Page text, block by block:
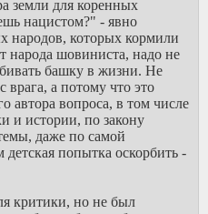
земли для коренных
нацистом?" - явно
народов, которых кормили
народа шовиниста, надо не
башку в жизни. Не
врага, а потому что это
автора вопроса, в том числе
и истории, по закону
даже по самой
детская попытка оскорбить -
критики, но не был